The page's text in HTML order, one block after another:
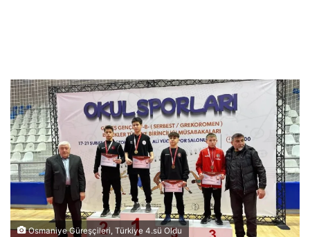
Osmaniye Güreşçileri, Türkiye 4.sü Oldu